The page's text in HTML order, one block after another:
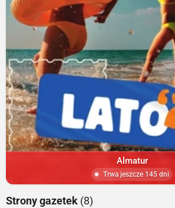
Almatur
Trwa jeszcze 145 dni
Strony gazetek (8)